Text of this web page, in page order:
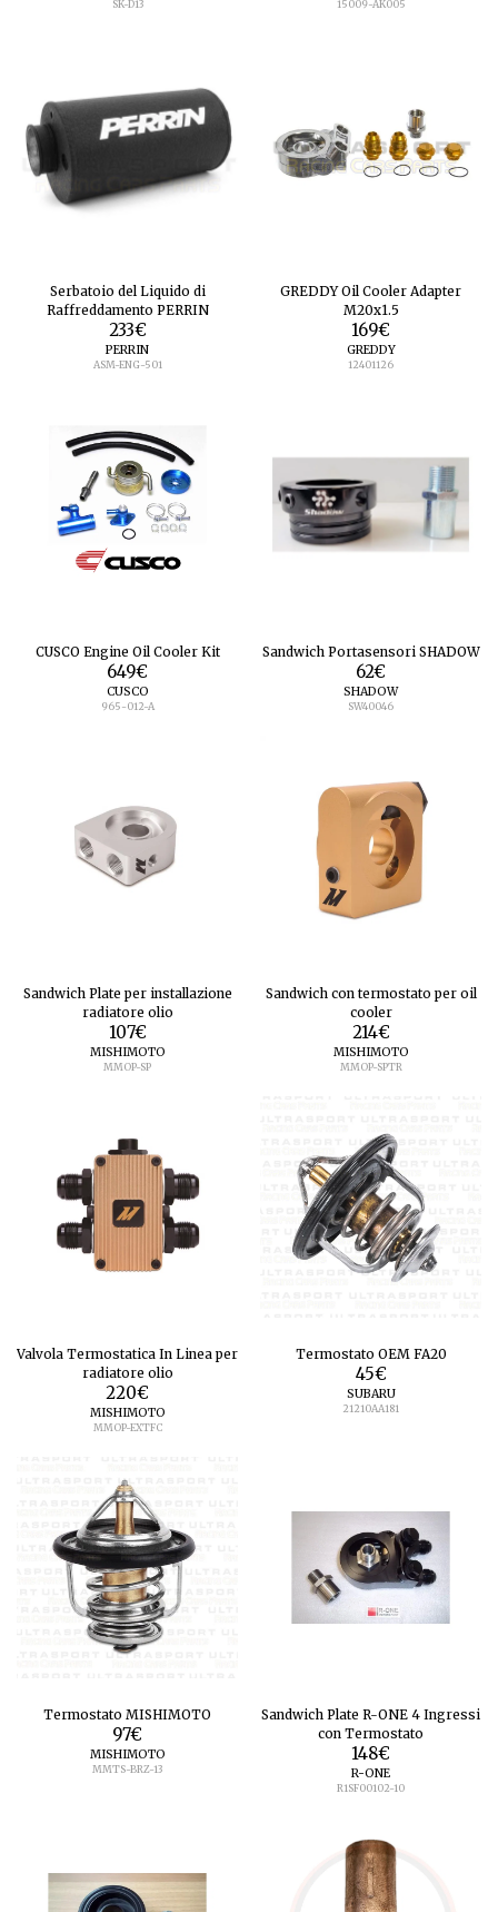
SK-D13 15009-AK005
Serbatoio del Liquido di
Raffreddamento PERRIN
233€
PERRIN
ASM-ENG-501
GREDDY Oil Cooler Adapter
M20x1.5
169€
GREDDY
12401126
CUSCO Engine Oil Cooler Kit
649€
CUSCO
965-012-A
Sandwich Portasensori SHADOW
62€
SHADOW
SW40046
Sandwich Plate per installazione
radiatore olio
107€
MISHIMOTO
MMOP-SP
Sandwich con termostato per oil
cooler
214€
MISHIMOTO
MMOP-SPTR
Valvola Termostatica In Linea per
radiatore olio
220€
MISHIMOTO
MMOP-EXTFC
Termostato OEM FA20
45€
SUBARU
21210AA181
Termostato MISHIMOTO
97€
MISHIMOTO
MMTS-BRZ-13
Sandwich Plate R-ONE 4 Ingressi
con Termostato
148€
R-ONE
R1SF00102-10